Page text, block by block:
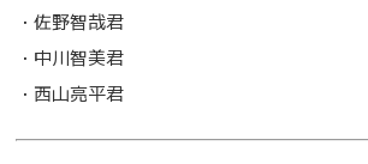
・佐野智哉君
・中川智美君
・西山亮平君